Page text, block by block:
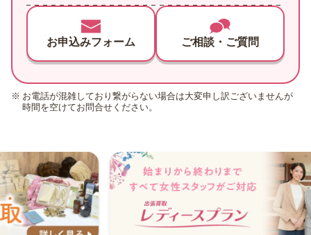
お申込みフォーム ご相談・ご質問
お電話が混雑しており繋がらない場合は大変申し訳ございませんが
時間を空けてお問合せください。